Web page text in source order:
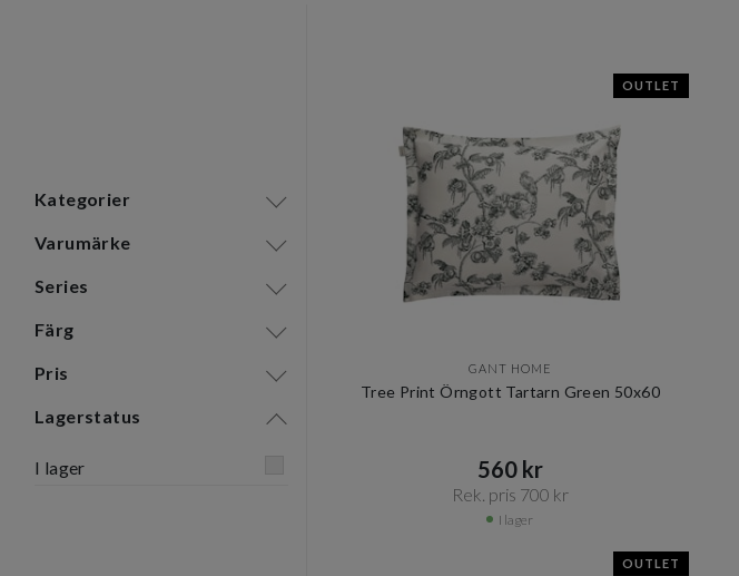
Kategorier
Varumärke
Series
Färg
Pris
Lagerstatus
I lager
OUTLET
GANT HOME
Tree Print Örngott Tartarn Green 50x60
560 kr​​
Rek. pris 700 kr​​
I lager
OUTLET